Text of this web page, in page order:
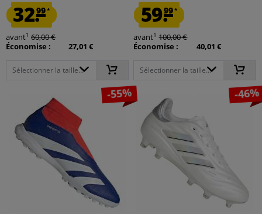
32.99*
avant1 60,00 €
Économise :
27,01 €
Sélectionner la taille...
59.99*
avant1 100,00 €
Économise :
40,01 €
Sélectionner la taille...
-55% -46%